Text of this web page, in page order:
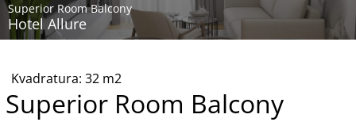
Superior Room Balcony
Hotel Allure
Kvadratura: 32 m2
Superior Room Balcony